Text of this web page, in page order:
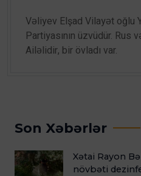
Vəliyev Elşad Vilayət oğlu
Partiyasının üzvüdür. Rus
Ailəlidir, bir övladı var.
Son Xəbərlər
Xətai Rayon
növbəti